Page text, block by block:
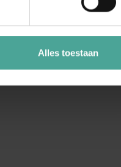
Alles toestaan
die op zoek